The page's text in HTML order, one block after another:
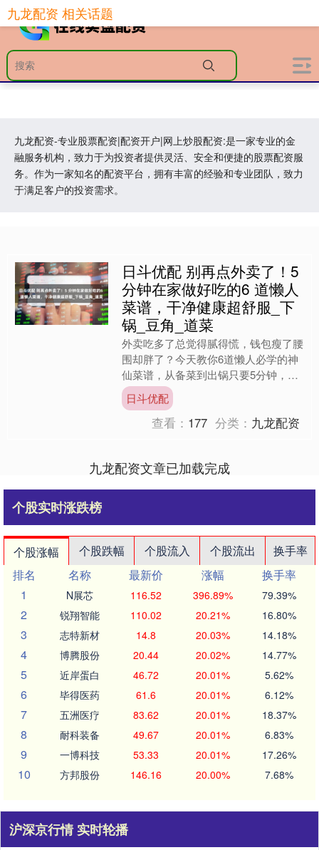
九龙配资-专业股票配资|配资开户|网上炒股配资:是一家专业的金
融服务机构，致力于为投资者提供灵活、安全和便捷的股票配资服
务。作为一家知名的配资平台，拥有丰富的经验和专业团队，致力
于满足客户的投资需求。
九龙配资 相关话题
日斗优配 别再点外卖了！5
分钟在家做好吃的6 道懒人
菜谱，干净健康超舒服_下
锅_豆角_道菜
外卖吃多了总觉得腻得慌，钱包瘦了腰
围却胖了？今天教你6道懒人必学的神
仙菜谱，从备菜到出锅只要5分钟，比
等外卖小哥还快！关键是便宜又健康，
厨房小白也能秒变大厨。 ....
日斗优配
查看： 177 分类： 九龙配资
九龙配资文章已加载完成
个股实时涨跌榜
个股涨幅 个股跌幅 个股流入 个股流出
换手率
排名
名称 最新价 涨幅
换手率
1
N展芯 116.52 396.89% 79.39%
2 锐翔智能 110.02 20.21% 16.80%
3 志特新材 14.8 20.03% 14.18%
4 博腾股份 20.44 20.02% 14.77%
5 近岸蛋白 46.72 20.01% 5.62%
6 毕得医药 61.6 20.01% 6.12%
7 五洲医疗 83.62 20.01% 18.37%
8 耐科装备 49.67 20.01% 6.83%
9 一博科技 53.33 20.01% 17.26%
10 方邦股份 146.16 20.00% 7.68%
沪深京行情 实时轮播